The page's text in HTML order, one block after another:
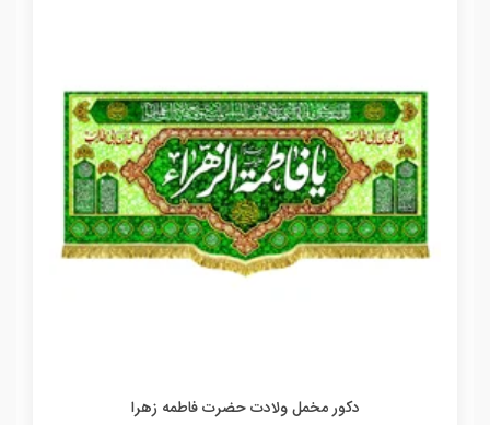
دکور مخمل ولادت حضرت فاطمه زهرا